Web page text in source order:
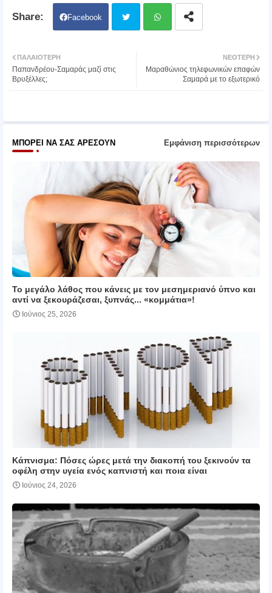
Facebook
atsa
ΝΕΌΤΕΡΗ
Μαραθώνιος τηλεφωνικών επαφών
Σαμαρά με το εξωτερικό
ΠΑΛΑΙΌΤΕΡΗ
Παπανδρέου-Σαμαράς μαζί στις
Βρυξέλλες;
ΜΠΟΡΕΊ ΝΑ ΣΑΣ ΑΡΈΣΟΥΝ Εμφάνιση περισσότερων
Το μεγάλο λάθος που κάνεις με τον μεσημεριανό ύπνο και
αντί να ξεκουράζεσαι, ξυπνάς... «κομμάτια»!
Ιούνιος 25, 2026
Κάπνισμα: Πόσες ώρες μετά την διακοπή του ξεκινούν τα
οφέλη στην υγεία ενός καπνιστή και ποια είναι
Ιούνιος 24, 2026